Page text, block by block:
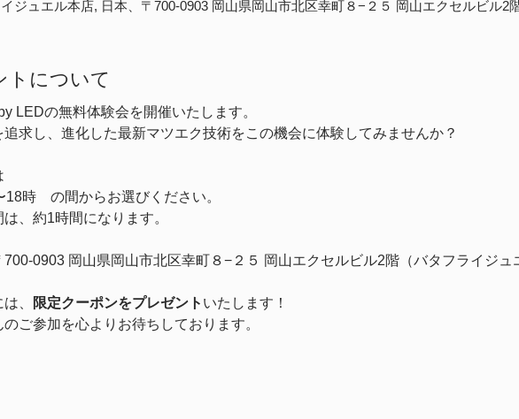
ジュエル本店, 日本、〒700-0903 岡山県岡山市北区幸町８−２５ 岡山エクセルビル2
トについて
LEDの無料体験会を開催いたします。
追求し、進化した最新マツエク技術をこの機会に体験してみませんか？
18時　の間からお選びください。
は、約1時間になります。
700-0903 岡山県岡山市北区幸町８−２５ 岡山エクセルビル2階（バタフライジュ
、 限定クーポンをプレゼント いたします！
のご参加を心よりお待ちしております。